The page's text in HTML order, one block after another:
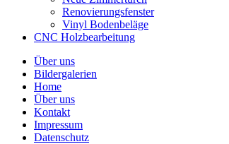
Renovierungsfenster
Vinyl Bodenbeläge
CNC Holzbearbeitung
Über uns
Bildergalerien
Home
Über uns
Kontakt
Impressum
Datenschutz